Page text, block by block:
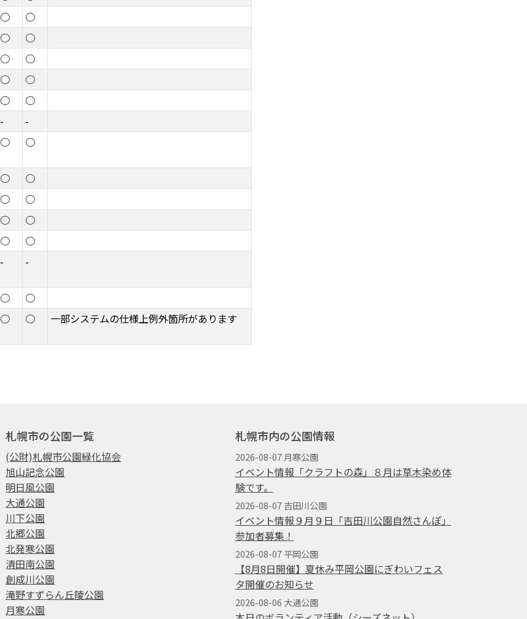
○
○
○
○
○
○
○
○
○
○
-
-
○ ○
○
○
○
○
○
○
○
○
- -
○
○
○ ○ 一部システムの仕様上例外箇所があります
札幌市の公園一覧
(公財)札幌市公園緑化協会
旭山記念公園
明日風公園
大通公園
川下公園
北郷公園
北発寒公園
清田南公園
創成川公園
滝野すずらん丘陵公園
月寒公園
札幌市内の公園情報
2026-08-07 月寒公園
イベント情報「クラフトの森」８月は草木染め体
験です。
2026-08-07 吉田川公園
イベント情報９月９日「吉田川公園自然さんぽ」
参加者募集！
2026-08-07 平岡公園
【8月8日開催】夏休み平岡公園にぎわいフェス
タ開催のお知らせ
2026-08-06 大通公園